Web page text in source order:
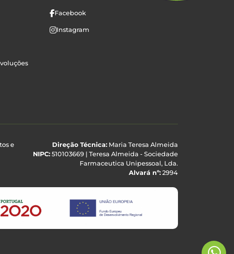
Facebook
Instagram
e
Direção Técnica: Maria Teresa Almeida
NIPC: 510103669 | Teresa Almeida - Sociedade
Farmaceutica Unipessoal, Lda.
Alvará nº: 2994